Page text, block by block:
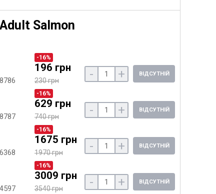
Salmon
-16%
196 грн
230 грн - + ВІДСУТНІЙ
-16%
629 грн
740 грн - + ВІДСУТНІЙ
-16%
1675 грн
1970 грн - + ВІДСУТНІЙ
-16%
3009 грн
3540 грн - + ВІДСУТНІЙ